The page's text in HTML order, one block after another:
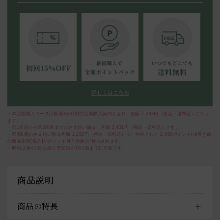
詳しくはこちら
・本定期購入コースは最低3か月間の定期購入契約となり、総額 7,293 円（税込・送料込）になり
ます。
・第1回目から第3回目までのお支払い額は、月額
2,431 円（税込・送料込）です。
・第4回目のお支払い額は月額
2,288 円（税込・送料込）で、特典として 2,860 ポイント(値引き前
の商品金額[税込]がポイント付与対象)が付与されます。
・解約は第4回目お届け予定日の10日前までに可能です。
商品説明
商品の特長